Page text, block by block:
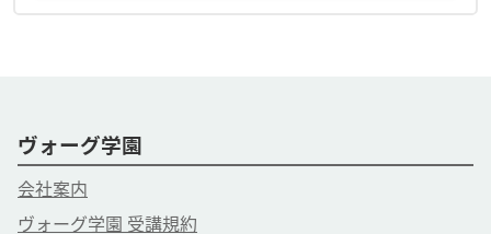
ヴォーグ学園
会社案内
ヴォーグ学園 受講規約